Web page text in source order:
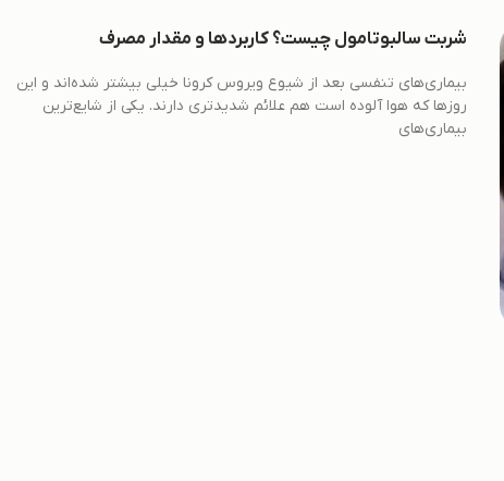
شربت سالبوتامول چیست؟ کاربردها و مقدار مصرف
بیماری‌های تنفسی بعد از شیوع ویروس کرونا خیلی بیشتر شده‌اند و این
روزها که هوا آلوده است هم علائم شدیدتری دارند. یکی از شایع‌ترین
بیماری‌های